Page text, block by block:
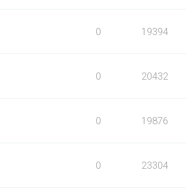
0 19394
0 20432
0 19876
0 23304